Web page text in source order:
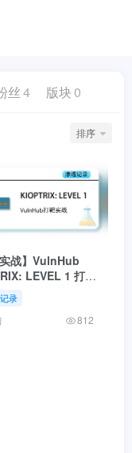
丝4 版块 0
排序
实战】VulnHub
LEVEL 1 打靶
录
812